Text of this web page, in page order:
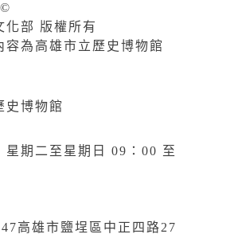
化部 版權所有
容為高雄市立歷史博物館
史博物館
星期二至星期日 09：00 至
高雄市鹽埕區中正四路27